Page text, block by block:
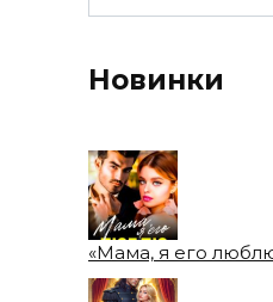
Новинки
«Мама, я его